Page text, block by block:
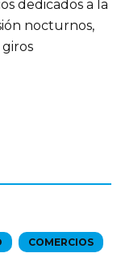
dedicados a la
nocturnos,
COMERCIOS